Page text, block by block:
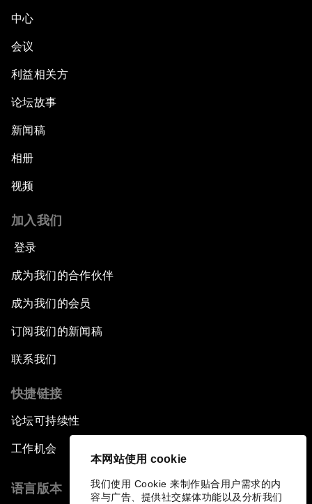
本网站使用 cookie
我们使用 Cookie 来制作贴合用户需求的内
容与广告、提供社交媒体功能以及分析我们
中心
会议
利益相关方
论坛故事
新闻稿
相册
视频
加入我们
登录
成为我们的合作伙伴
成为我们的会员
订阅我们的新闻稿
联系我们
快捷链接
论坛可持续性
工作机会
语言版本